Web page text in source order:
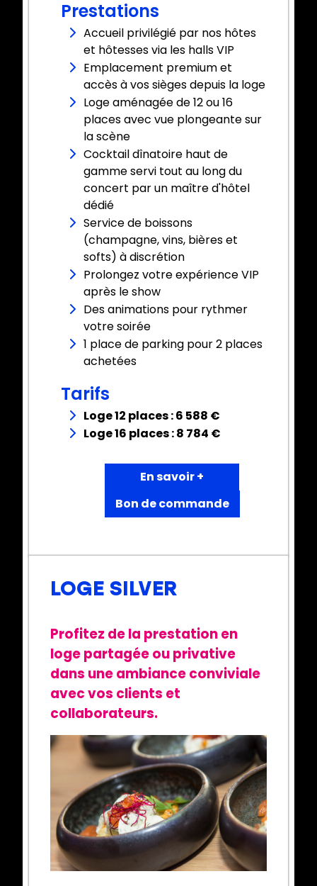
Prestations
Accueil privilégié par nos hôtes
et hôtesses via les halls VIP
Emplacement premium et
accès à vos sièges depuis la loge
Loge aménagée de 12 ou 16
places avec vue plongeante sur
la scène
Cocktail dînatoire haut de
gamme servi tout au long du
concert par un maître d'hôtel
dédié
Service de boissons
(champagne, vins, bières et
softs) à discrétion
Prolongez votre expérience VIP
après le show
Des animations pour rythmer
votre soirée
1 place de parking pour 2 places
achetées
Tarifs
Loge 12 places : 6 588 €
Loge 16 places : 8 784 €
En savoir +
Bon de commande
Profitez de la prestation en
loge partagée ou privative
dans une ambiance conviviale
avec vos clients et
collaborateurs.